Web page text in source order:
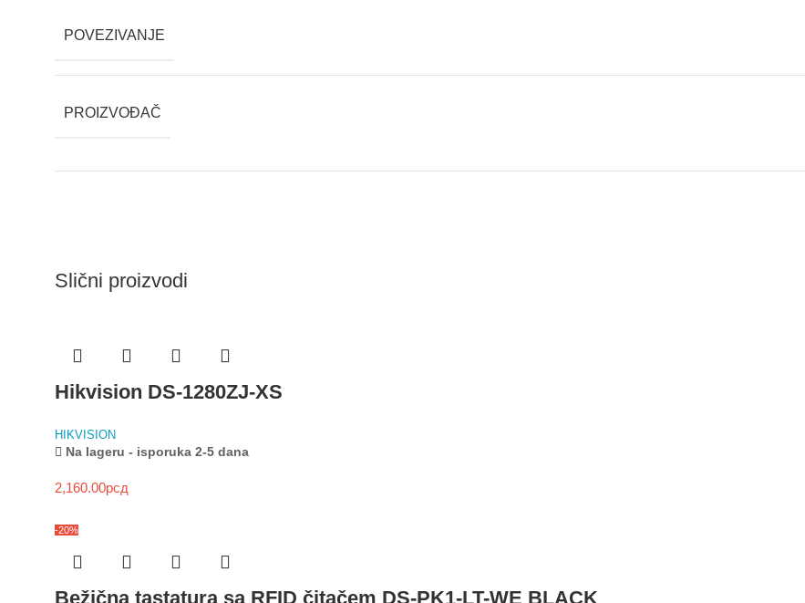
POVEZIVANJE
PROIZVOĐAČ
Slični proizvodi
Hikvision DS-1280ZJ-XS
HIKVISION
Na lageru - isporuka 2-5 dana
2,160.00рсд
-20%
Bežična tastatura sa RFID čitačem DS-PK1-LT-WE BLACK